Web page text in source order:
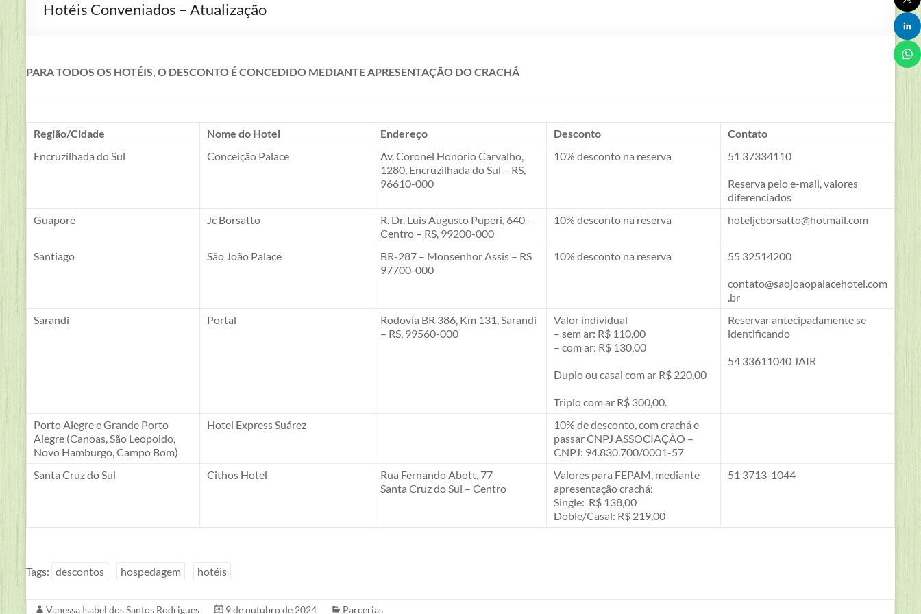
Servidores
de
Henrique
Roessler
RS
Brasil
Hotéis Conveniados – Atualização
PARA TODOS OS HOTÉIS, O DESCONTO É CONCEDIDO MEDIANTE APRESENTAÇÃO DO CRACHÁ
Região/Cidade Nome do Hotel Endereço Desconto
Contato
Encruzilhada do Sul
Conceição Palace
Av. Coronel Honório Carvalho,
1280, Encruzilhada do Sul – RS,
96610-000
10% desconto na reserva 51 37334110
Reserva pelo e-mail, valores
diferenciados
Guaporé
Jc Borsatto
R. Dr. Luis Augusto Puperi, 640 –
Centro – RS, 99200-000
10% desconto na reserva hoteljcborsatto@hotmail.com
Santiago São João Palace
BR-287 – Monsenhor Assis – RS
97700-000
10% desconto na reserva 55 32514200
contato@saojoaopalacehotel.com
.br
Sarandi
Portal
Rodovia BR 386, Km 131, Sarandi
– RS, 99560-000
Valor individual
– sem ar: R$ 110,00
– com ar: R$ 130,00
Duplo ou casal com ar R$ 220,00
Triplo com ar R$ 300,00.
Reservar antecipadamente se
identificando
54 33611040 JAIR
Porto Alegre e Grande Porto
Alegre (Canoas, São Leopoldo,
Novo Hamburgo, Campo Bom)
Hotel Express Suárez
10% de desconto, com crachá e
passar CNPJ ASSOCIAÇÃO –
CNPJ: 94.830.700/0001-57
Santa Cruz do Sul
Cithos Hotel
Rua Fernando Abott, 77
Santa Cruz do Sul – Centro
Valores para FEPAM, mediante
apresentação crachá:
Single: R$ 138,00
Doble/Casal: R$ 219,00
51 3713-1044
Tags: descontos hospedagem hotéis
Vanessa Isabel dos Santos Rodrigues 9 de outubro de 2024 Parcerias